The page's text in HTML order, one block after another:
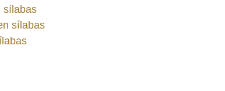
sílabas
sílabas